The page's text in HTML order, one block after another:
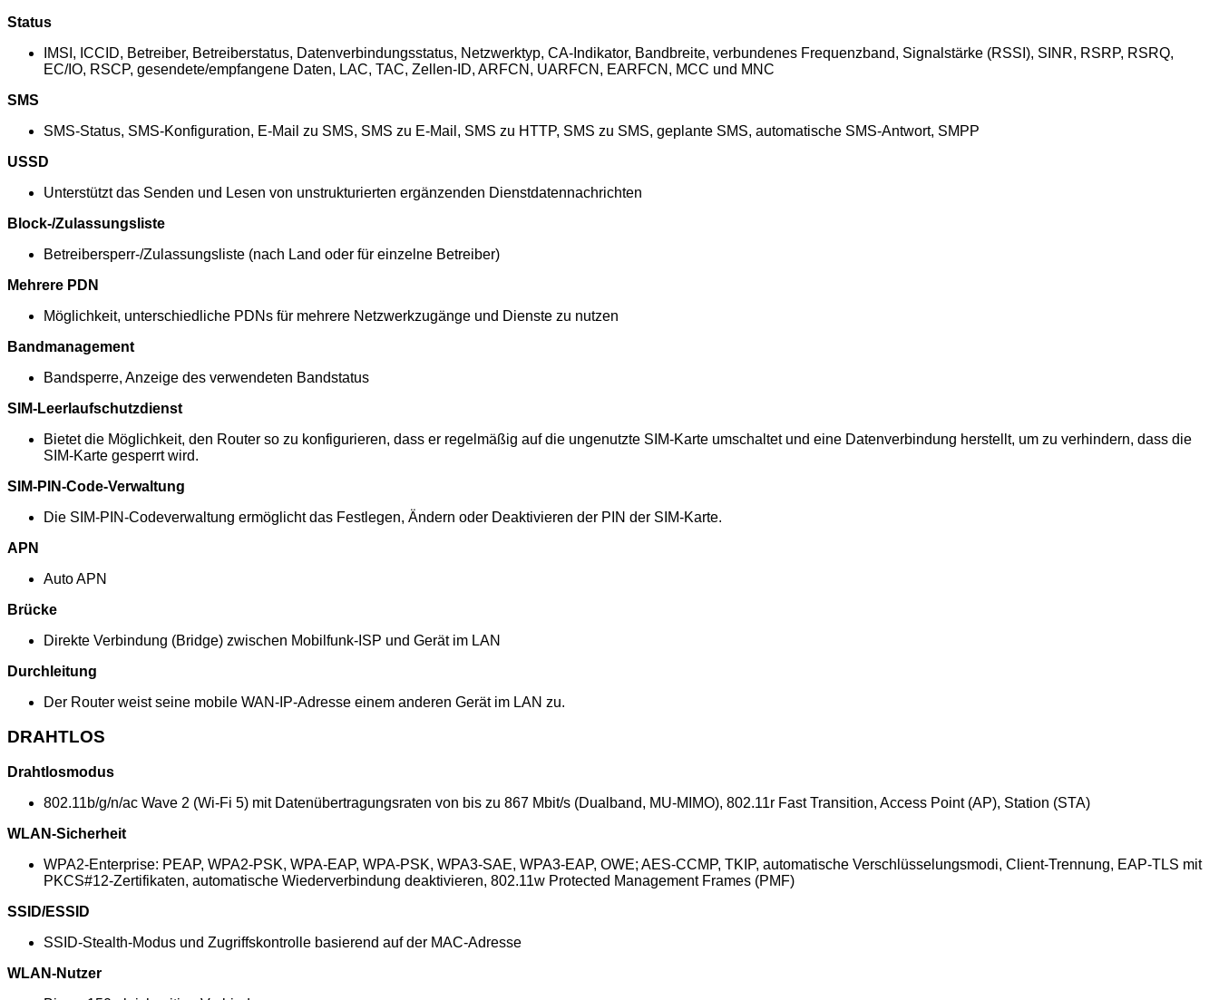
Status
IMSI, ICCID, Betreiber, Betreiberstatus, Datenverbindungsstatus, Netzwerktyp, CA-Indikator, Bandbreite, verbundenes Frequenzband, Signalstärke (RSSI), SINR, RSRP, RSRQ,
EC/IO, RSCP, gesendete/empfangene Daten, LAC, TAC, Zellen-ID, ARFCN, UARFCN, EARFCN, MCC und MNC
SMS
SMS-Status, SMS-Konfiguration, E-Mail zu SMS, SMS zu E-Mail, SMS zu HTTP, SMS zu SMS, geplante SMS, automatische SMS-Antwort, SMPP
USSD
Unterstützt das Senden und Lesen von unstrukturierten ergänzenden Dienstdatennachrichten
Block-/Zulassungsliste
Betreibersperr-/Zulassungsliste (nach Land oder für einzelne Betreiber)
Mehrere PDN
Möglichkeit, unterschiedliche PDNs für mehrere Netzwerkzugänge und Dienste zu nutzen
Bandmanagement
Bandsperre, Anzeige des verwendeten Bandstatus
SIM-Leerlaufschutzdienst
Bietet die Möglichkeit, den Router so zu konfigurieren, dass er regelmäßig auf die ungenutzte SIM-Karte umschaltet und eine Datenverbindung herstellt, um zu verhindern, dass die
SIM-Karte gesperrt wird.
SIM-PIN-Code-Verwaltung
Die SIM-PIN-Codeverwaltung ermöglicht das Festlegen, Ändern oder Deaktivieren der PIN der SIM-Karte.
APN
Auto APN
Brücke
Direkte Verbindung (Bridge) zwischen Mobilfunk-ISP und Gerät im LAN
Durchleitung
Der Router weist seine mobile WAN-IP-Adresse einem anderen Gerät im LAN zu.
DRAHTLOS
Drahtlosmodus
802.11b/g/n/ac Wave 2 (Wi-Fi 5) mit Datenübertragungsraten von bis zu 867 Mbit/s (Dualband, MU-MIMO), 802.11r Fast Transition, Access Point (AP), Station (STA)
WLAN-Sicherheit
WPA2-Enterprise: PEAP, WPA2-PSK, WPA-EAP, WPA-PSK, WPA3-SAE, WPA3-EAP, OWE; AES-CCMP, TKIP, automatische Verschlüsselungsmodi, Client-Trennung, EAP-TLS mit
PKCS#12-Zertifikaten, automatische Wiederverbindung deaktivieren, 802.11w Protected Management Frames (PMF)
SSID/ESSID
SSID-Stealth-Modus und Zugriffskontrolle basierend auf der MAC-Adresse
WLAN-Nutzer